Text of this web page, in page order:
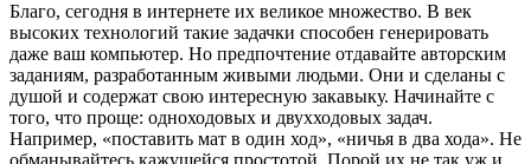
Благо, сегодня в интернете их великое множество. В век
высоких технологий такие задачки способен генерировать
даже ваш компьютер. Но предпочтение отдавайте авторским
заданиям, разработанным живыми людьми. Они и сделаны с
душой и содержат свою интересную закавыку. Начинайте с
того, что проще: одноходовых и двухходовых задач.
Например, «поставить мат в один ход», «ничья в два хода». Не